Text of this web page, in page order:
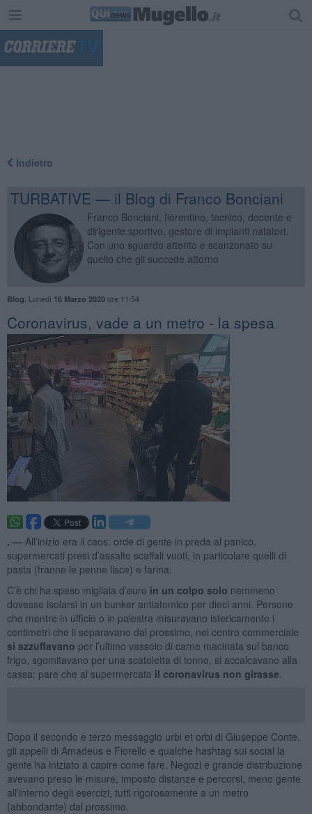
Indietro
TURBATIVE — il Blog di Franco Bonciani
Franco Bonciani, fiorentino, tecnico, docente e
dirigente sportivo, gestore di impianti natatori.
Con uno sguardo attento e scanzonato su
quello che gli succede attorno
Blog Lunedì 16 Marzo 2020ore 11:54
Coronavirus, vade a un metro - la spesa
. — All’inizio era il caos: orde di gente in preda al panico,
supermercati presi d’assalto scaffali vuoti, in particolare quelli di
pasta (tranne le penne lisce) e farina.
C’è chi ha speso migliaia d’euro in un colpo solo nemmeno
dovesse isolarsi in un bunker antiatomico per dieci anni. Persone
che mentre in ufficio o in palestra misuravano istericamente i
centimetri che li separavano dal prossimo, nel centro commerciale
si azzuffavano per l’ultimo vassoio di carne macinata sul banco
frigo, sgomitavano per una scatoletta di tonno, si accalcavano alla
cassa: pare che al supermercato il coronavirus non girasse
Dopo il secondo e terzo messaggio urbi et orbi di Giuseppe Conte,
gli appelli di Amadeus e Fiorello e qualche hashtag sui social la
gente ha iniziato a capire come fare. Negozi e grande distribuzione
avevano preso le misure, imposto distanze e percorsi, meno gente
all’interno degli esercizi, tutti rigorosamente a un metro
(abbondante) dal prossimo.